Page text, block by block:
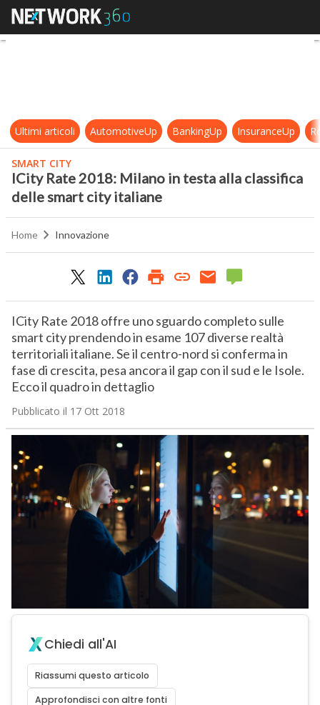
ICity Rate 2018: Milano in testa
Ultimi articoli AutomotiveUp BankingUp InsuranceUp
SMART CITY
ICity Rate 2018: Milano in testa alla classifica
delle smart city italiane
Home Innovazione
ICity Rate 2018 offre uno sguardo completo sulle
smart city prendendo in esame 107 diverse realtà
territoriali italiane. Se il centro-nord si conferma in
fase di crescita, pesa ancora il gap con il sud e le Isole.
Ecco il quadro in dettaglio
Pubblicato il 17 Ott 2018
Chiedi all'AI
Riassumi questo articolo
Approfondisci con altre fonti